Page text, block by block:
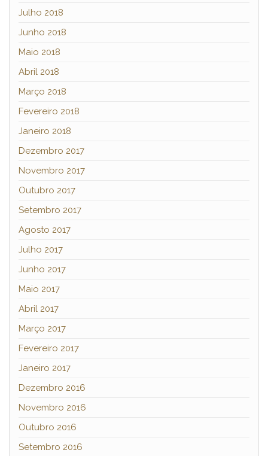
Julho 2018
Junho 2018
Maio 2018
Abril 2018
Março 2018
Fevereiro 2018
Janeiro 2018
Dezembro 2017
Novembro 2017
Outubro 2017
Setembro 2017
Agosto 2017
Julho 2017
Junho 2017
Maio 2017
Abril 2017
Março 2017
Fevereiro 2017
Janeiro 2017
Dezembro 2016
Novembro 2016
Outubro 2016
Setembro 2016